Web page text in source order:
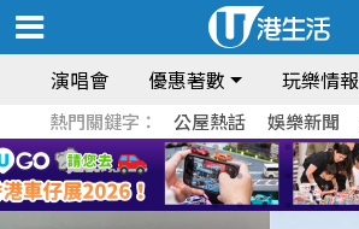
演唱會 優惠著數 玩樂情報
熱門關鍵字： 公屋熱話 娛樂新聞